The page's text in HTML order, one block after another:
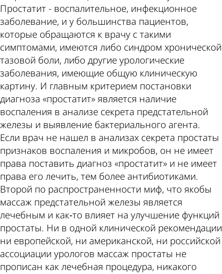
Простатит - воспалительное, инфекционное
заболевание, и у большинства пациентов,
которые обращаются к врачу с такими
симптомами, имеются либо синдром хронической
тазовой боли, либо другие урологические
заболевания, имеющие общую клиническую
картину. И главным критерием постановки
диагноза «простатит» является наличие
воспаления в анализе секрета предстательной
железы и выявление бактериального агента.
Если врач не нашел в анализах секрета простаты
признаков воспаления и микробов, он не имеет
права поставить диагноз «простатит» и не имеет
права его лечить, тем более антибиотиками.
Второй по распространенности миф, что якобы
массаж предстательной железы является
лечебным и как‑то влияет на улучшение функций
простаты. Ни в одной клинической рекомендации
ни европейской, ни американской, ни российской
ассоциации урологов массаж простаты не
прописан как лечебная процедура, никакого